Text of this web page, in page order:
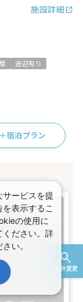
条件変更
施設詳細
送迎有り
宿泊プラン
ービスを提
表示するこ
の使用に
ください。詳
い。